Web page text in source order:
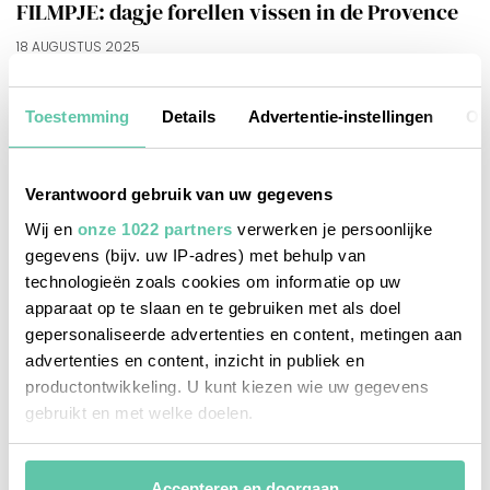
Toestemming Details Advertentie-instellingen
Verantwoord gebruik van uw gegevens
Wij en onze 1022 partners verwerken je persoonlijke
gegevens (bijv. uw IP-adres) met behulp van
technologieën zoals cookies om informatie op uw
apparaat op te slaan en te gebruiken met als doel
gepersonaliseerde advertenties en content, metingen aan
advertenties en content, inzicht in publiek en
productontwikkeling. U kunt kiezen wie uw gegevens
gebruikt en met welke doelen.
Als u het toestaat, willen we ook graag:
FILMPJE: dagje forellen vissen in de Provence
18 AUGUSTUS 2025